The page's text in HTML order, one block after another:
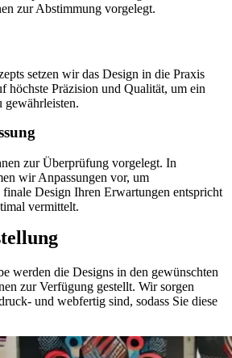
zur Abstimmung vorgelegt.
setzen wir das Design in die Praxis
höchste Präzision und Qualität, um ein
gewährleisten.
zur Überprüfung vorgelegt. In
wir Anpassungen vor, um
finale Design Ihren Erwartungen entspricht
vermittelt.
werden die Designs in den gewünschten
zur Verfügung gestellt. Wir sorgen
und webfertig sind, sodass Sie diese